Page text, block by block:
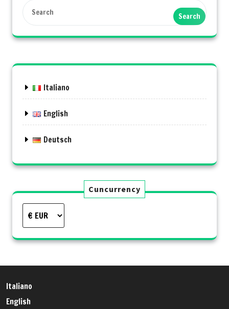
Search
Italiano
English
Deutsch
Cuncurrency
Italiano
English